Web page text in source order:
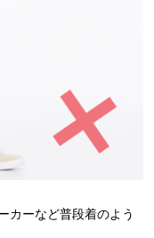
カーなど普段着のよう